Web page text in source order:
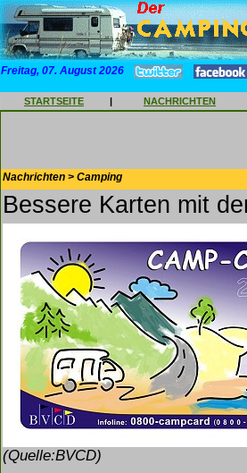
Freitag, 07. August 2026
STARTSEITE | NACHRICHTEN
Nachrichten > Camping
Bessere Karten mit
(Quelle:BVCD)